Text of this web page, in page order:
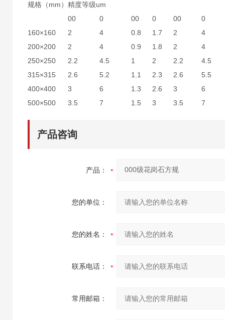
规格（mm） 精度等级um
00
0 00 0 00
0
160×160
2 4 0.8 1.7 2
4
200×200
2 4 0.9 1.8 2
4
250×250
2.2 4.5 1 2 2.2
4.5
315×315
2.6 5.2 1.1 2.3 2.6
5.5
400×400
3 6 1.3 2.6 3
6
500×500
3.5 7 1.5 3 3.5 7
产品咨询
产品：
您的单位：
您的姓名：
联系电话：
常用邮箱：